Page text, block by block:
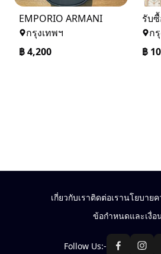
EMPORIO ARMANI
กรุงเทพฯ
฿4,200
ก
฿
เกี่ยวกับเราติดต่อเรานโยบาย
ข้อกำหนดและเงื่อ
Follow Us:-